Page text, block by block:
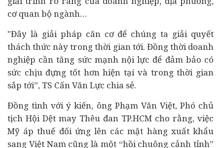
cơ quan bộ ngành…
"Đây là giải pháp căn cơ để chúng ta giải quyết
thách thức này trong thời gian tới. Đồng thời doanh
nghiệp cần tăng sức mạnh nội lực để đảm bảo có
sức chịu đựng tốt hơn hiện tại và trong thời gian
sắp tới”, TS Cấn Văn Lực chia sẻ.
Đồng tình với ý kiến, ông Phạm Văn Việt, Phó chủ
tịch Hội Dệt may Thêu đan TP.HCM cho rằng, việc
Mỹ áp thuế đối ứng lên các mặt hàng xuất khẩu
sang Việt Nam cũng là một “hồi chuông cảnh tỉnh”